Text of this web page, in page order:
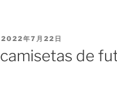
PUBLICADO
2022年7月22日
camisetas de